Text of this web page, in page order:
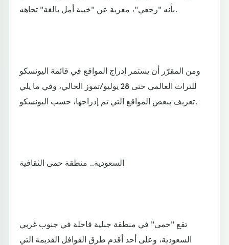
بأنه "رجعي"، معربة عن "خيبة أمل بالغة" تجاهه.
ومن المقرّر أن يستمر إدراج المواقع في قائمة اليونسكو
للتراث العالمي حتى 28 يوليو/تموز الحالي، وفي ما يلي
تعريف ببعض المواقع التي تم إدراجها، حسب اليونسكو.
السعودية.. منطقة حمى الثقافية
تقع "حمى" في منطقة جبلية قاحلة في جنوب غربي
السعودية، وعلى أحد أقدم طرق القوافل القديمة التي